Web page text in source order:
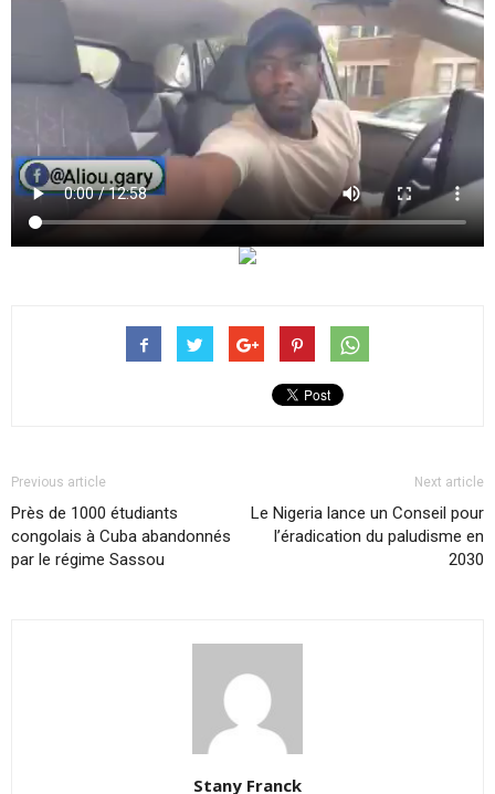
Previous article
Près de 1000 étudiants
congolais à Cuba abandonnés
par le régime Sassou
Next article
Le Nigeria lance un Conseil pour
l’éradication du paludisme en
2030
Stany Franck